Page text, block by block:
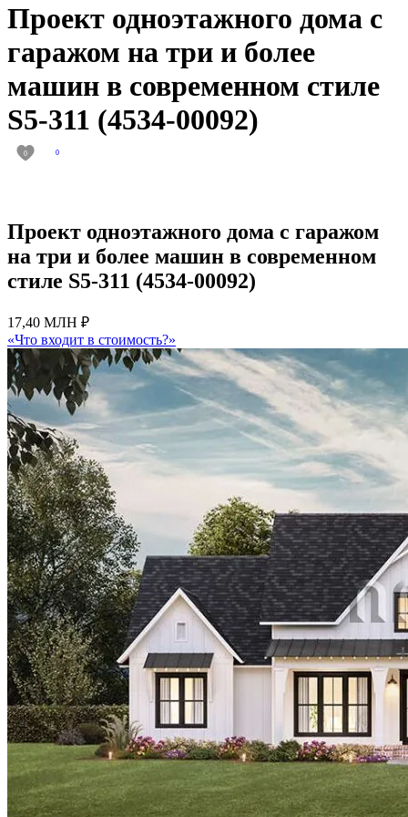
Проект одноэтажного дома с
гаражом на три и более
машин в современном стиле
S5-311 (4534-00092)
0 0
Проект одноэтажного дома с гаражом
на три и более машин в современном
стиле S5-311 (4534-00092)
17,40 МЛН ₽
«Что входит в стоимость?»